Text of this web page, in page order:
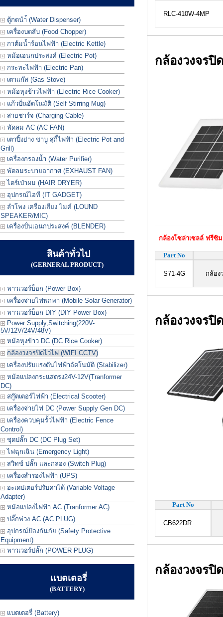
ตู้กดนำ้ (Water Dispenser)
เครื่องบดสับ (Food Chopper)
กาต้มน้ำร้อนไฟฟ้า (Electric Kettle)
หม้อเอนกประสงค์ (Electric Pot)
กระทะไฟฟ้า (Electric Pan)
เตาแก๊ส (Gas Stove)
หม้อหุงข้าวไฟฟ้า (Electric Rice Cooker)
แก้วปั่นอัตโนมัติ (Self Stirring Mug)
สายชาร์จ (Charging Cable)
พัดลม AC (AC FAN)
เตาปิ้งย่าง ชาบู สุกี้ไฟฟ้า (Electric Pot and
Grill)
เครื่องกรองน้ำ (Water Purifier)
พัดลมระบายอากาศ (EXHAUST FAN)
ไดร์เป่าผม (HAIR DRYER)
อุปกรณ์ไอที (IT GADGET)
ลำโพง เครื่องเสียง ไมค์ (LOUND
SPEAKER/MIC)
เครื่องปั่นเอนกประสงค์ (BLENDER)
สินค้าทั่วไป
(GERNERAL PRODUCT)
พาวเวอร์บ็อก (Power Box)
เครื่องจ่ายไฟพกพา (Mobile Solar Generator)
พาวเวอร์บ็อก DIY (DIY Power Box)
Power Supply,Switching(220V-
5V/12V/24V/48V)
หม้อหุงข้าว DC (DC Rice Cooker)
กล้องวงจรปิดไวไฟ (WIFI CCTV)
เครื่องปรับแรงดันไฟฟ้าอัตโนมัติ (Stabilizer)
หม้อแปลงกระแสตรง24V-12V(Tranformer
DC)
สกู๊ตเตอร์ไฟฟ้า (Electrical Scooter)
เครื่องจ่ายไฟ DC (Power Supply Gen DC)
เครื่องควบคุมรั้วไฟฟ้า (Electric Fence
Control)
ชุดปลั๊ก DC (DC Plug Set)
ไฟฉุกเฉิน (Emergency Light)
สวิทช์ ปลั๊ก และกล่อง (Switch Plug)
เครื่องสำรองไฟฟ้า (UPS)
อะเดปเตอร์ปรับค่าได้ (Variable Voltage
Adapter)
หม้อแปลงไฟฟ้า AC (Tranformer AC)
ปลั๊กพ่วง AC (AC PLUG)
อุปกรณ์ป้องกันภัย (Safety Protective
Equipment)
พาวเวอร์ปลั๊ก (POWER PLUG)
แบตเตอรี่
(BATTERY)
แบตเตอรี่ (Battery)
RLC-410W-4MP
กล้องวงจรปิ
กล้องโซล่าเซลล์ ฟรีซิ
Part No
S71-4G กล้องวง
กล้องวงจรปิ
Part No
CB622DR
กล้องวงจรปิ